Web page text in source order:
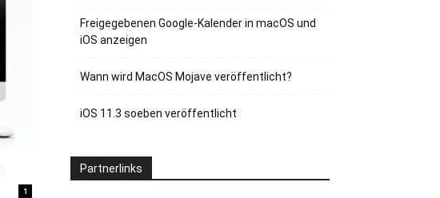
1
Freigegebenen Google-Kalender in macOS und
iOS anzeigen
Wann wird MacOS Mojave veröffentlicht?
iOS 11.3 soeben veröffentlicht
Partnerlinks